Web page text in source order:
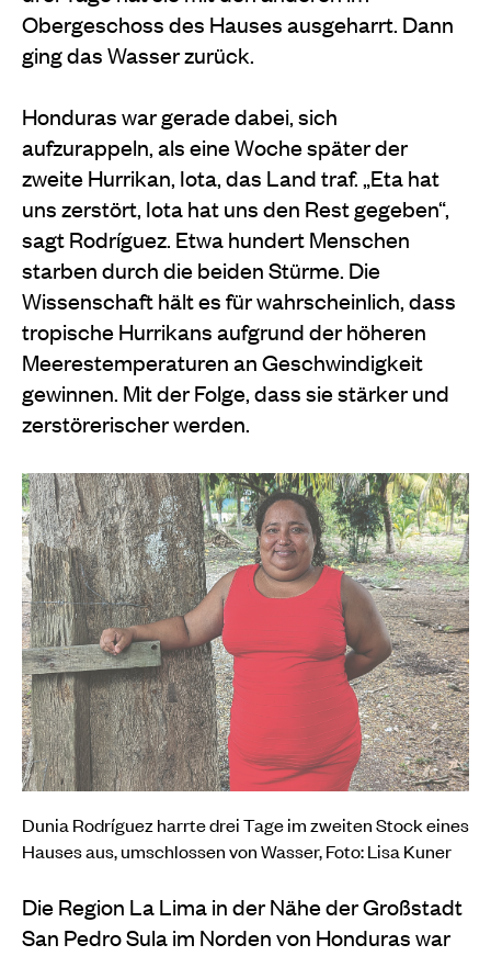
Obergeschoss des Hauses ausgeharrt. Dann
ging das Wasser zurück.
Honduras war gerade dabei, sich
aufzurappeln, als eine Woche später der
zweite Hurrikan, Iota, das Land traf. „Eta hat
uns zerstört, Iota hat uns den Rest gegeben“,
sagt Rodríguez. Etwa hundert Menschen
starben durch die beiden Stürme. Die
Wissenschaft hält es für wahrscheinlich, dass
tropische Hurrikans aufgrund der höheren
Meerestemperaturen an Geschwindigkeit
gewinnen. Mit der Folge, dass sie stärker und
zerstörerischer werden.
Dunia Rodríguez harrte drei Tage im zweiten Stock eines
Hauses aus, umschlossen von Wasser, Foto: Lisa Kuner
Die Region La Lima in der Nähe der Großstadt
San Pedro Sula im Norden von Honduras war